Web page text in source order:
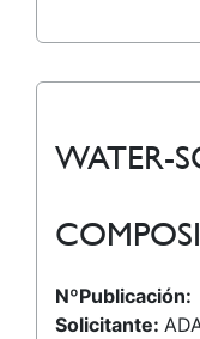
WATER-
NºPublicación:
Solicitante: